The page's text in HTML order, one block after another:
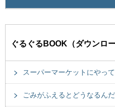
ぐるぐるBOOK（ダウンロー
スーパーマーケットにやっ
ごみがふえるとどうなるん